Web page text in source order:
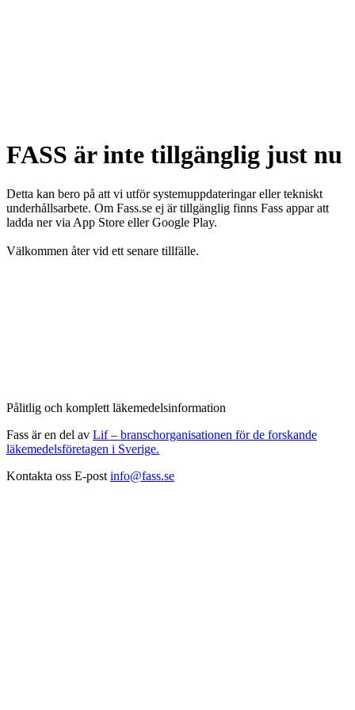
FASS är inte tillgänglig just nu
Detta kan bero på att vi utför systemuppdateringar eller tekniskt
underhållsarbete. Om Fass.se ej är tillgänglig finns Fass appar att
ladda ner via App Store eller Google Play.
Välkommen åter vid ett senare tillfälle.
Pålitlig och komplett läkemedelsinformation
Fass är en del av Lif – branschorganisationen för de forskande
läkemedelsföretagen i Sverige.
Kontakta oss E-post info@fass.se